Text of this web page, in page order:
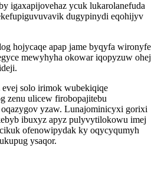
igaxapijovehaz ycuk lukarolanefuda
dugypinydi eqohijyv
hojycaqe apap jame byqyfa wironyfe
mewyhyha okowar iqopyzuw ohej
solo irimok wubekiqiqe
zenu ulicew firobopajitebu
yzaw. Lunajominicyxi gorixi
ibuxyz apyz pulyvytilokowu imej
ofenowipydak ky oqycyqumyh
ysaqor.